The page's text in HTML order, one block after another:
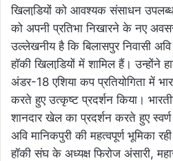
खिलाडि़यों को आवश्यक संसाधन
को अपनी प्रतिभा निखारने के नए
उल्लेखनीय है कि बिलासपुर निवासी
हॉकी खिलाडि़यों में शामिल हैं। उन्होंने
अंडर-18 एशिया कप प्रतियोगिता में
करते हुए उत्कृष्ट प्रदर्शन किया।
शानदार खेल का प्रदर्शन करते हुए
अवि मानिकपुरी की महत्वपूर्ण भूमिका
हॉकी संघ के अध्यक्ष फिरोज अंसारी,